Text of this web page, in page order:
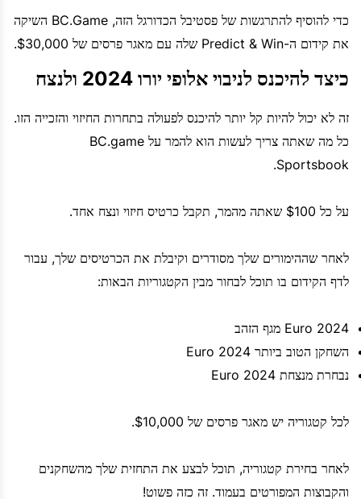
כדי להוסיף להתרגשות של פסטיבל הכדורגל הזה, BC.Game השיקה
את קידום ה-Predict & Win שלה עם מאגר פרסים של $30,000.
כיצד להיכנס לניבוי אלופי יורו 2024 ולנצח
זה לא יכול להיות קל יותר להיכנס לפעולה בתחרות החיזוי והזכייה הזו.
כל מה שאתה צריך לעשות הוא להמר על BC.game
Sportsbook.
על כל $100 שאתה מהמר, תקבל כרטיס חיזוי ונצח אחד.
לאחר שההימורים שלך מסודרים וקיבלת את הכרטיסים שלך, עבור
לדף הקידום בו תוכל לבחור מבין הקטגוריות הבאות:
Euro 2024 מגף הזהב
השחקן הטוב ביותר Euro 2024
נבחרת מנצחת Euro 2024
לכל קטגוריה יש מאגר פרסים של $10,000.
לאחר בחירת קטגוריה, תוכל לבצע את התחזית שלך מהשחקנים
והקבוצות המפורטים בעמוד. זה כזה פשוט!